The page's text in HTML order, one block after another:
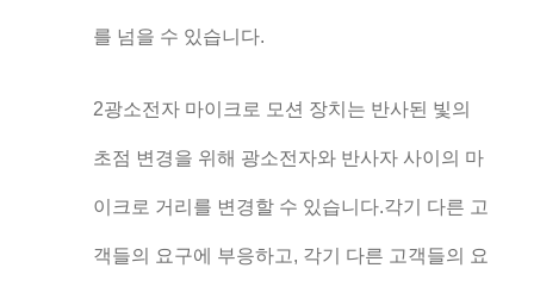
를 넘을 수 있습니다.
2광소전자 마이크로 모션 장치는 반사된 빛의
초점 변경을 위해 광소전자와 반사자 사이의 마
이크로 거리를 변경할 수 있습니다.각기 다른 고
객들의 요구에 부응하고, 각기 다른 고객들의 요